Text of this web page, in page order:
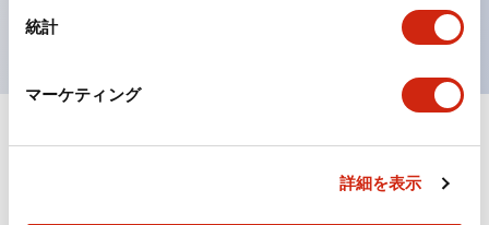
統計
マーケティング
詳細を表示
UL、CSA、TÜV、CCC認証品。